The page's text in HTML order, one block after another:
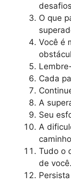
O que
Você é
Cada
A
Seu
A
Tudo o
de você.